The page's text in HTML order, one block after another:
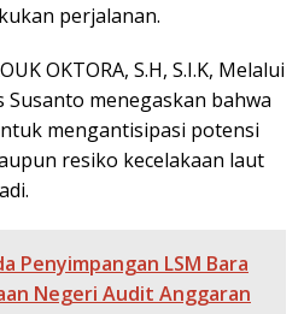
perjalanan.
OKTORA, S.H, S.I.K, Melalui
Susanto menegaskan bahwa
mengantisipasi potensi
resiko kecelakaan laut
Penyimpangan LSM Bara
Negeri Audit Anggaran